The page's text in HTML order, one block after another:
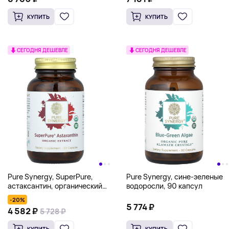
КУПИТЬ КУПИТЬ
СЕГОДНЯ ДЕШЕВЛЕ
Pure Synergy, SuperPure,
астаксантин, органический
экстракт, 60 капсул
-20%
4 582 ₽ 5 728 ₽
СЕГОДНЯ ДЕШЕВЛЕ
Pure Synergy, сине-зеленые
водоросли, 90 капсул
5 774 ₽